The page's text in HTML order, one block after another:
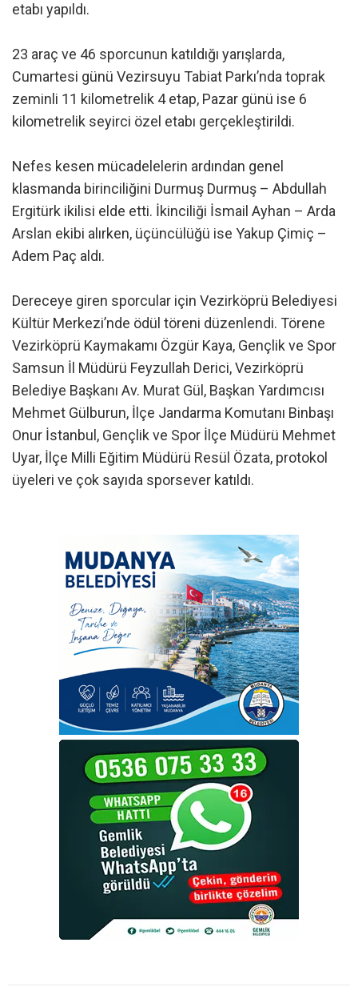
etabı yapıldı.
23 araç ve 46 sporcunun katıldığı yarışlarda,
Cumartesi günü Vezirsuyu Tabiat Parkı’nda toprak
zeminli 11 kilometrelik 4 etap, Pazar günü ise 6
kilometrelik seyirci özel etabı gerçekleştirildi.
Nefes kesen mücadelelerin ardından genel
klasmanda birinciliğini Durmuş Durmuş – Abdullah
Ergitürk ikilisi elde etti. İkinciliği İsmail Ayhan – Arda
Arslan ekibi alırken, üçüncülüğü ise Yakup Çimiç –
Adem Paç aldı.
Dereceye giren sporcular için Vezirköprü Belediyesi
Kültür Merkezi’nde ödül töreni düzenlendi. Törene
Vezirköprü Kaymakamı Özgür Kaya, Gençlik ve Spor
Samsun İl Müdürü Feyzullah Derici, Vezirköprü
Belediye Başkanı Av. Murat Gül, Başkan Yardımcısı
Mehmet Gülburun, İlçe Jandarma Komutanı Binbaşı
Onur İstanbul, Gençlik ve Spor İlçe Müdürü Mehmet
Uyar, İlçe Milli Eğitim Müdürü Resül Özata, protokol
üyeleri ve çok sayıda sporsever katıldı.